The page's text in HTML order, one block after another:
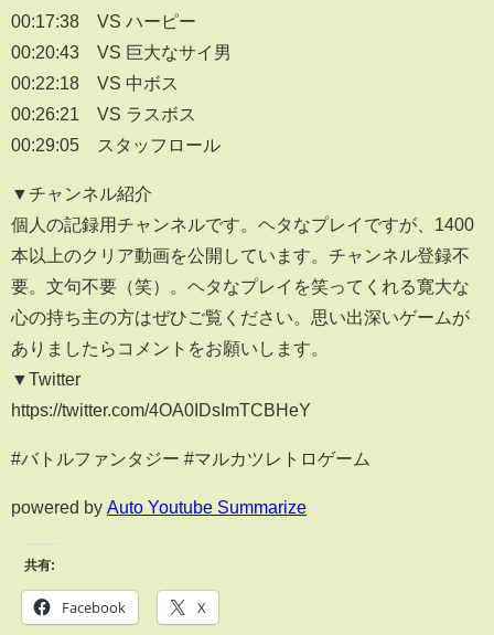
00:17:38 VS ハーピー
00:20:43 VS 巨大なサイ男
00:22:18 VS 中ボス
00:26:21 VS ラスボス
00:29:05 スタッフロール
▼チャンネル紹介
個人の記録用チャンネルです。ヘタなプレイですが、1400
本以上のクリア動画を公開しています。チャンネル登録不
要。文句不要（笑）。ヘタなプレイを笑ってくれる寛大な
心の持ち主の方はぜひご覧ください。思い出深いゲームが
ありましたらコメントをお願いします。
▼Twitter
https://twitter.com/4OA0IDsImTCBHeY
#バトルファンタジー #マルカツレトロゲーム
powered by Auto Youtube Summarize
共有:
Facebook X